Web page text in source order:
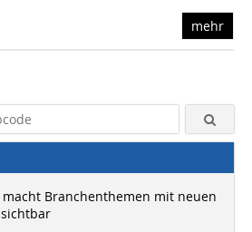
mehr
macht Branchenthemen mit neuen